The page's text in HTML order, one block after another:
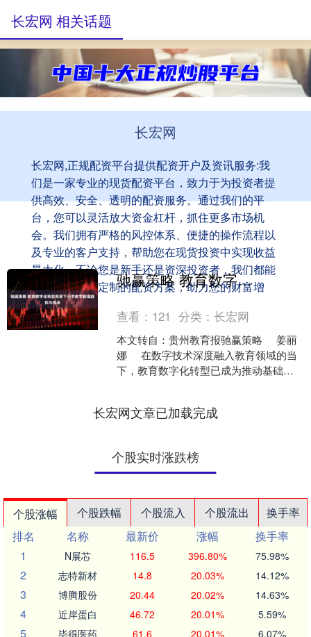
长宏网
长宏网,正规配资平台提供配资开户及资讯服务:我
们是一家专业的现货配资平台，致力于为投资者提
供高效、安全、透明的配资服务。通过我们的平
台，您可以灵活放大资金杠杆，抓住更多市场机
会。我们拥有严格的风控体系、便捷的操作流程以
及专业的客户支持，帮助您在现货投资中实现收益
最大化。不论您是新手还是资深投资者，我们都能
为您提供量身定制的配资方案，助力您的财富增
值！
长宏网 相关话题
驰赢策略 教育数字化转型背景下小学教学管理趋势与挑战
查看： 121 分类：长宏网
本文转自：贵州教育报驰赢策略 姜丽
娜 在数字技术深度融入教育领域的当
下，教育数字化转型已成为推动基础教
长宏网文章已加载完成
个股实时涨跌榜
个股涨幅 个股跌幅 个股流入 个股流出
换手率
排名
名称 最新价 涨幅
换手率
1
N展芯 116.5 396.80% 75.98%
2 志特新材 14.8 20.03% 14.12%
3 博腾股份 20.44 20.02% 14.63%
4 近岸蛋白 46.72 20.01% 5.59%
5 毕得医药 61.6 20.01% 6.07%